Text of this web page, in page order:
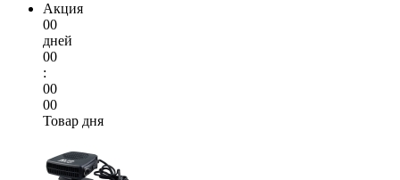
Акция
00
дней
00
:
00
00
Товар дня